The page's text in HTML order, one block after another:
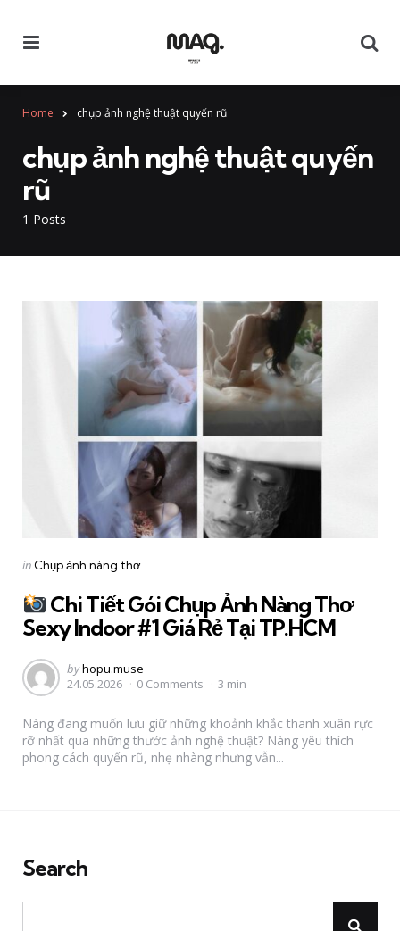
Home chụp ảnh nghệ thuật quyến rũ
1 Posts
chụp ảnh nghệ thuật quyến
rũ
Categories
Posted
in Chụp ảnh nàng thơ
Chi Tiết Gói Chụp Ảnh Nàng Thơ
Sexy Indoor #1 Giá Rẻ Tại TP.HCM
Posted
by
byhopu.muse
24.05.2026
0 Comments 3 min
Nàng đang muốn lưu giữ những khoảnh khắc thanh xuân rực
rỡ nhất qua những thước ảnh nghệ thuật? Nàng yêu thích
phong cách quyến rũ, nhẹ nhàng nhưng vẫn...
Search